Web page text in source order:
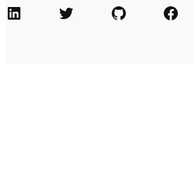
LinkedIn Twitter GitHub Facebook